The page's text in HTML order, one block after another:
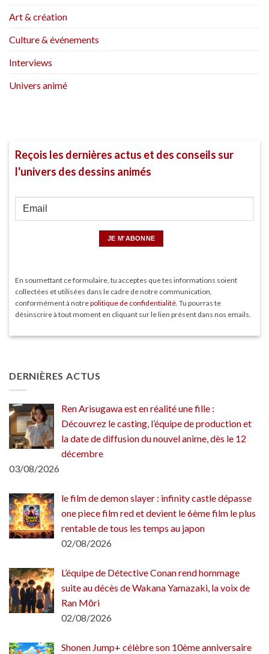
Art & création
Culture & événements
Interviews
Univers animé
Reçois les dernières actus et des conseils sur
l'univers des dessins animés
En soumettant ce formulaire, tu acceptes que tes informations soient
collectées et utilisées dans le cadre de notre communication,
conformément à notrepolitique de confidentialité. Tu pourras te
désinscrire à tout moment en cliquant sur le lien présent dans nos emails.
DERNIÈRES ACTUS
Ren Arisugawa est en réalité une fille :
Découvrez le casting, l’équipe de production et
la date de diffusion du nouvel anime, dès le 12
décembre
03/08/2026
le film de demon slayer : infinity castle dépasse
one piece film red et devient le 6ème film le plus
rentable de tous les temps au japon
02/08/2026
L’équipe de Détective Conan rend hommage
suite au décès de Wakana Yamazaki, la voix de
Ran Mōri
02/08/2026
Shonen Jump+ célèbre son 10ème anniversaire